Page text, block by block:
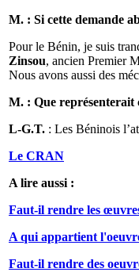
M. : Si cette demande
Pour le Bénin, je suis
Zinsou, ancien Premier
Nous avons aussi des
M. : Que représenterait
L-G.T. : Les Béninois
Le CRAN
A lire aussi :
Faut-il rendre les
A qui appartient
Faut-il rendre des